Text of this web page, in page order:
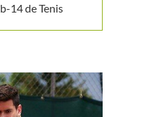
14 de Tenis